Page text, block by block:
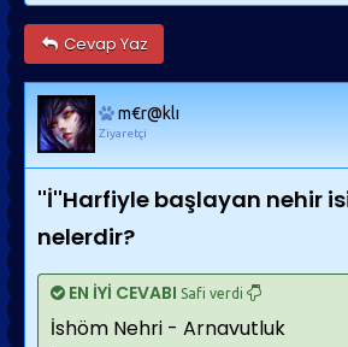
Cevap Yaz
m€r@klı
Ziyaretçi
''İ''Harfiyle başlayan nehir
nelerdir?
EN İYİ CEVABI Safi verdi
İshöm Nehri - Arnavutluk